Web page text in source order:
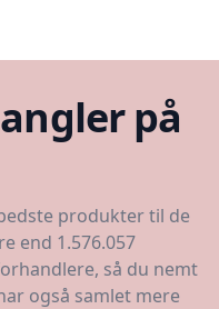
på
produkter til de
end 1.576.057
så du nemt
også samlet mere